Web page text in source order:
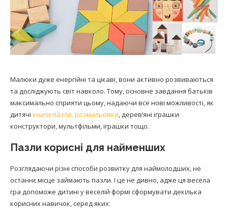
Малюки дуже енергійні та цікаві, вони активно розвиваються
та досліджують світ навколо. Тому, основне завдання батьків
максимально сприяти цьому, надаючи все нові можливості, як
дитячі книги пазли, розмальовки, дерев’яні іграшки
конструктори, мультфільми, іграшки тощо.
Пазли корисні для найменших
Розглядаючи різні способи розвитку для наймолодших, не
останнє місце займають пазли. І це не дивно, адже ця весела
гра допоможе дитині у веселій формі сформувати декілька
корисних навичок, серед яких: